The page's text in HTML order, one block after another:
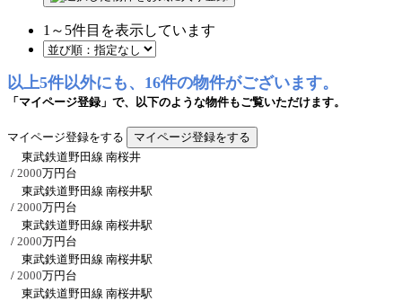
1 ～ 5件目を表示しています
以上5件以外にも、16件の物件がございます。
「マイページ登録」で、以下のような物件もご覧いただけます。
マイページ登録をする
東武鉄道野田線 南桜井
/ 2000万円台
東武鉄道野田線 南桜井駅
/ 2000万円台
東武鉄道野田線 南桜井駅
/ 2000万円台
東武鉄道野田線 南桜井駅
/ 2000万円台
東武鉄道野田線 南桜井駅